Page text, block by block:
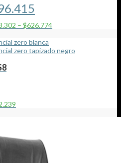
de
precios:
desde
hasta
$696.415
– $626.774